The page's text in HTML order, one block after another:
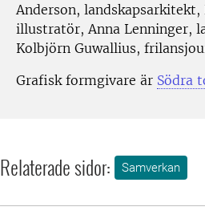
Anderson,
illustratör, Anna Lenninger,
Kolbjörn Guwallius,
Grafisk formgivare är Södra
Relaterade sidor: Samverkan